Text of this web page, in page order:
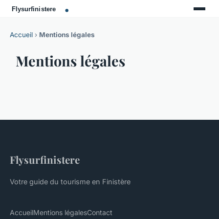
Accueil › Mentions légales
Mentions légales
Flysurfinistere
Votre guide du tourisme en Finistère
AccueilMentions légalesContact